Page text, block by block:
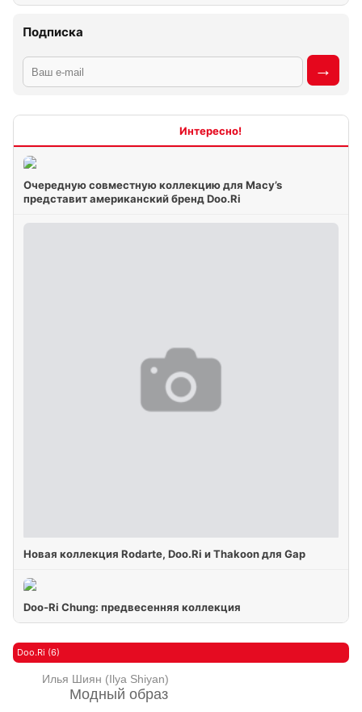
Подписка
Очередную совместную коллекцию для Macy’s
представит американский бренд Doo.Ri
Новая коллекция Rodarte, Doo.Ri и Thakoon для Gap
Doo-Ri Chung: предвесенняя коллекция
Doo.Ri (6)
Модный образ
Илья Шиян (Ilya Shiyan)